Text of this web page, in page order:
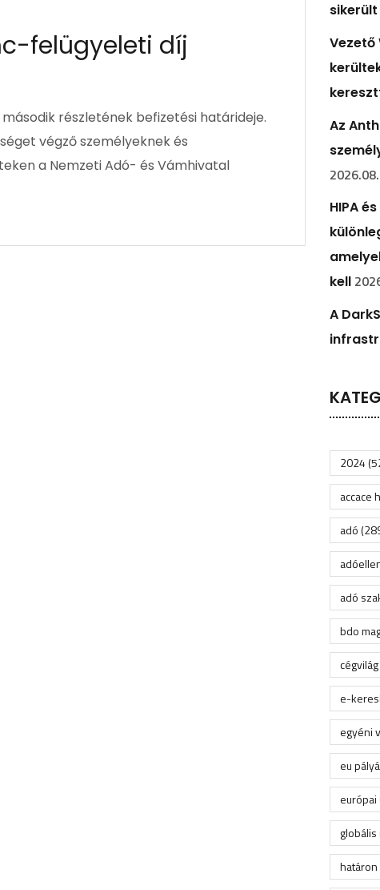
felügyeleti díj
részletének befizetési határideje.
végző személyeknek és
a Nemzeti Adó- és Vámhivatal
sikerült
Vezető
Az
HIPA
kell
A
2024
accace
adó
adó
bdo
cégvilág
e-
egyéni
eu
határon